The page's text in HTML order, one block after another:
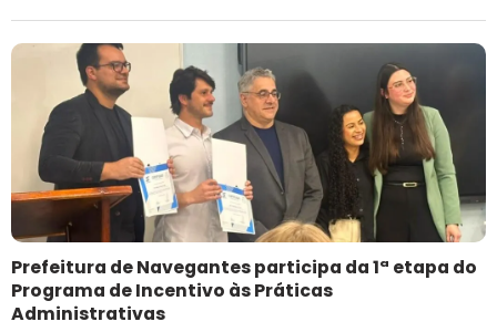
Prefeitura de Navegantes participa da 1ª etapa do
Programa de Incentivo às Práticas
Administrativas